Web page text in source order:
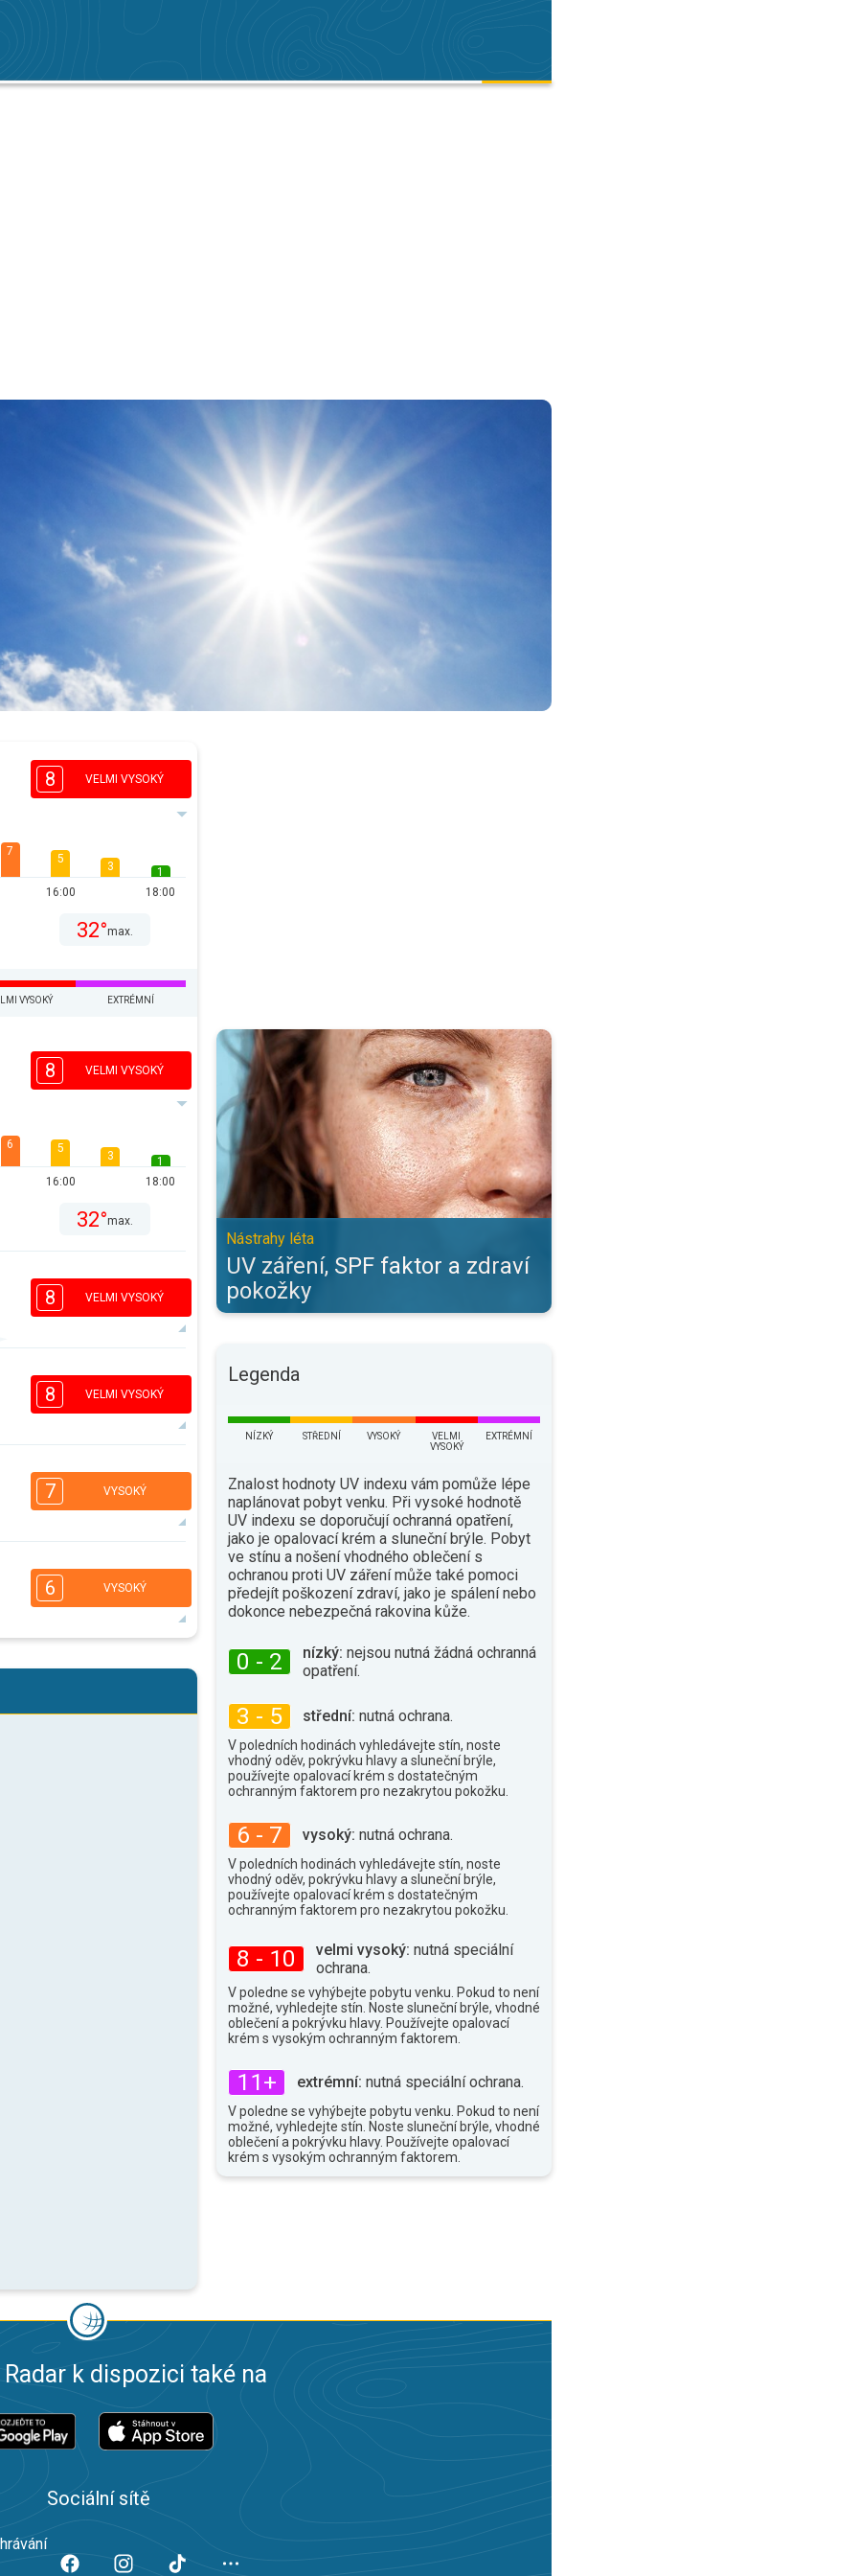
8 VELMI VYSOKÝ
7
5
16:00
3
1
18:00
32°max.
VYSOKÝ EXTRÉMNÍ
8 VELMI VYSOKÝ
6 5
16:00
3
1
18:00
32°max.
8 VELMI VYSOKÝ
5
16:00
1
32°max.
8 VELMI VYSOKÝ
4
16:00
32°max.
7 VYSOKÝ
4
16:00
33°max.
6 VYSOKÝ
2
1
UV záření, SPF faktor a zdraví pokožky. Nástrahy léta. . .
Nástrahy léta
UV záření, SPF faktor a zdraví
pokožky
Legenda
NÍZKÝ STŘEDNÍ VYSOKÝ
VELMI
VYSOKÝ
EXTRÉMNÍ
Znalost hodnoty UV indexu vám pomůže lépe
naplánovat pobyt venku. Při vysoké hodnotě
UV indexu se doporučují ochranná opatření,
jako je opalovací krém a sluneční brýle. Pobyt
ve stínu a nošení vhodného oblečení s
ochranou proti UV záření může také pomoci
předejít poškození zdraví, jako je spálení nebo
dokonce nebezpečná rakovina kůže.
0 - 2 nízký: nejsou nutná žádná ochranná
opatření.
3 - 5 střední: nutná ochrana.
V poledních hodinách vyhledávejte stín, noste
vhodný oděv, pokrývku hlavy a sluneční brýle,
používejte opalovací krém s dostatečným
ochranným faktorem pro nezakrytou pokožku.
6 - 7 vysoký: nutná ochrana.
V poledních hodinách vyhledávejte stín, noste
vhodný oděv, pokrývku hlavy a sluneční brýle,
používejte opalovací krém s dostatečným
ochranným faktorem pro nezakrytou pokožku.
8 - 10 velmi vysoký: nutná speciální
ochrana.
V poledne se vyhýbejte pobytu venku. Pokud to není
možné, vyhledejte stín. Noste sluneční brýle, vhodné
oblečení a pokrývku hlavy. Používejte opalovací
krém s vysokým ochranným faktorem.
11+ extrémní: nutná speciální ochrana.
V poledne se vyhýbejte pobytu venku. Pokud to není
možné, vyhledejte stín. Noste sluneční brýle, vhodné
oblečení a pokrývku hlavy. Používejte opalovací
krém s vysokým ochranným faktorem.
Radar k dispozici také na
Sociální sítě